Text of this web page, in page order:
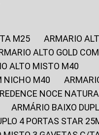
M25
ARMARIO
ALTO GOLD
ALTO MISTO M40
NICHO M40
NOCE
ARMÁRIO BAIXO
4 PORTAS STAR